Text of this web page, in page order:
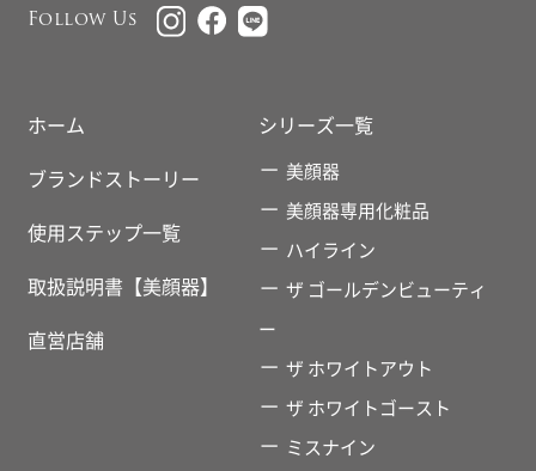
Follow Us
ホーム
ブランドストーリー
使用ステップ一覧
取扱説明書【美顔器】
直営店舗
シリーズ一覧
美顔器
美顔器専用化粧品
ハイライン
ザ ゴールデンビューティ
ー
ザ ホワイトアウト
ザ ホワイトゴースト
ミスナイン